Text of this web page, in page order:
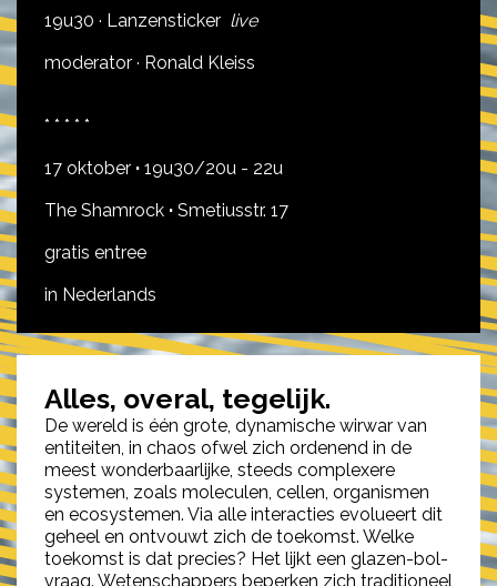
19u30 · Lanzensticker live
moderator · Ronald Kleiss
* * * * *
17 oktober · 19u30/20u - 22u
The Shamrock · Smetiusstr. 17
gratis entree
in Nederlands
Alles, overal, tegelijk.
De wereld is één grote, dynamische wirwar van
entiteiten, in chaos ofwel zich ordenend in de
meest wonderbaarlijke, steeds complexere
systemen, zoals moleculen, cellen, organismen
en ecosystemen. Via alle interacties evolueert dit
geheel en ontvouwt zich de toekomst. Welke
toekomst is dat precies? Het lijkt een glazen-bol-
vraag. Wetenschappers beperken zich traditioneel